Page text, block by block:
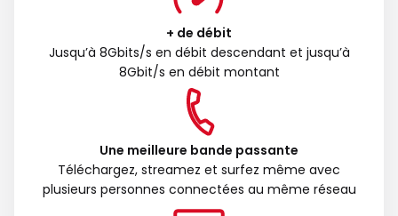
+ de débit
Jusqu’à 8Gbits/s en débit descendant et jusqu’à
8Gbit/s en débit montant
Une meilleure bande passante
Téléchargez, streamez et surfez même avec
plusieurs personnes connectées au même réseau